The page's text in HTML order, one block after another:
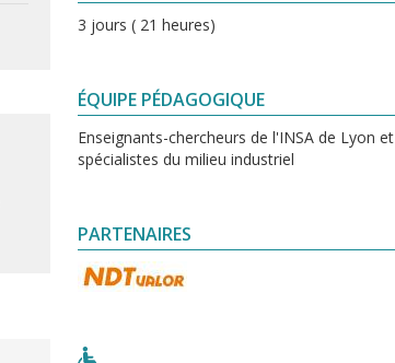
3 jours ( 21 heures)
ÉQUIPE PÉDAGOGIQUE
Enseignants-chercheurs de l'INSA de Lyon et
spécialistes du milieu industriel
PARTENAIRES